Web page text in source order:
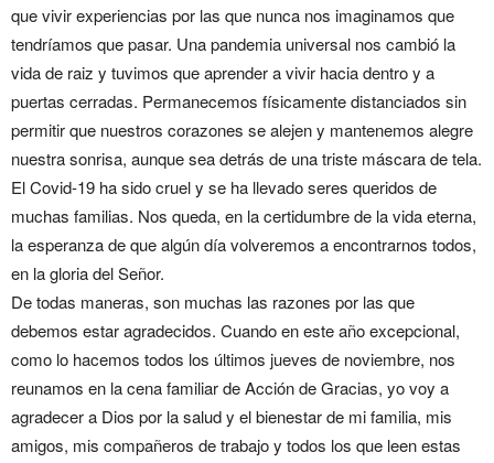
que vivir experiencias por las que nunca nos imaginamos que
tendríamos que pasar. Una pandemia universal nos cambió la
vida de raiz y tuvimos que aprender a vivir hacia dentro y a
puertas cerradas. Permanecemos físicamente distanciados sin
permitir que nuestros corazones se alejen y mantenemos alegre
nuestra sonrisa, aunque sea detrás de una triste máscara de tela.
El Covid-19 ha sido cruel y se ha llevado seres queridos de
muchas familias. Nos queda, en la certidumbre de la vida eterna,
la esperanza de que algún día volveremos a encontrarnos todos,
en la gloria del Señor.
De todas maneras, son muchas las razones por las que
debemos estar agradecidos. Cuando en este año excepcional,
como lo hacemos todos los últimos jueves de noviembre, nos
reunamos en la cena familiar de Acción de Gracias, yo voy a
agradecer a Dios por la salud y el bienestar de mi familia, mis
amigos, mis compañeros de trabajo y todos los que leen estas